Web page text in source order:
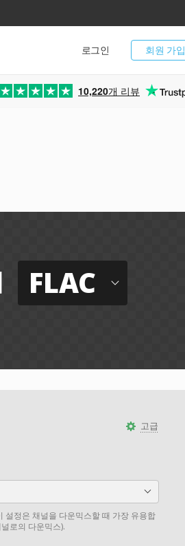
회원 가입
로그인
10,220개 리뷰
FLAC
고급
설정은 채널을 다운믹스할 때 가장 유용합
로의 다운믹스).